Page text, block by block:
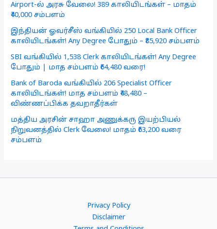
Airport-ல் அரசு வேலை! 389 காலியிடங்கள் – மாதம்
₹40,000 சம்பளம்
இந்தியன் ஓவர்சீஸ் வங்கியில் 250 Local Bank Officer
காலியிடங்கள்! Any Degree போதும் – ₹85,920 சம்பளம்
SBI வங்கியில் 1,538 Clerk காலியிடங்கள்! Any Degree
போதும் | மாத சம்பளம் ₹64,480 வரை!
Bank of Baroda வங்கியில் 206 Specialist Officer
காலியிடங்கள்! மாத சம்பளம் ₹48,480 –
விண்ணப்பிக்க தவறாதீர்கள்
மத்திய அரசின் சாஹா அணுக்கரு இயற்பியல்
நிறுவனத்தில் Clerk வேலை! மாதம் ₹63,200 வரை
சம்பளம்
Privacy Policy
Disclaimer